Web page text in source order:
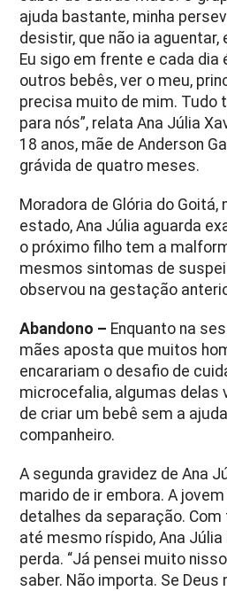
ajuda bastante, minha
desistir, que não ia aguentar,
Eu sigo em frente e cada dia
outros bebês, ver o meu,
precisa muito de mim. Tudo
para nós”, relata Ana Júlia
18 anos, mãe de Anderson
grávida de quatro meses.
Moradora de Glória do Goitá,
estado, Ana Júlia aguarda
o próximo filho tem a
mesmos sintomas de
observou na gestação
Abandono – Enquanto na
mães aposta que muitos
encarariam o desafio de
microcefalia, algumas delas
de criar um bebê sem a
companheiro.
A segunda gravidez de Ana
marido de ir embora. A
detalhes da separação. Com
até mesmo ríspido, Ana
perda. “Já pensei muito
saber. Não importa. Se Deus